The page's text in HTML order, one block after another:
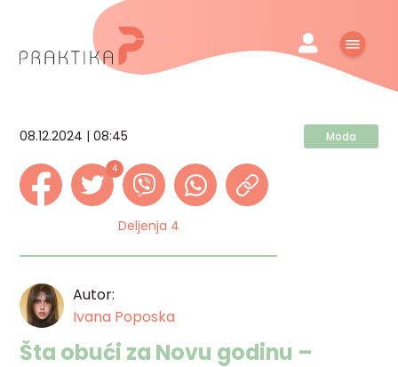
08.12.2024 | 08:45 Moda
4
Deljenja 4
Autor:
Ivana Poposka
Šta obući za Novu godinu –